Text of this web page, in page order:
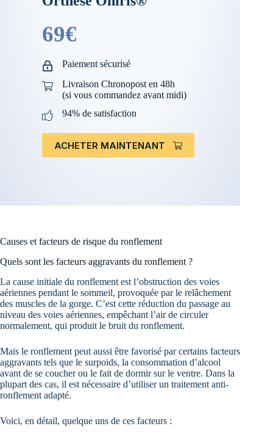
69€
Paiement sécurisé
Livraison Chronopost en 48h
(si vous commandez avant midi)
94% de satisfaction
ACHETER MAINTENANT
Causes et facteurs de risque du ronflement
Quels sont les facteurs aggravants du ronflement ?
La cause initiale du ronflement est l’obstruction des voies
aériennes pendant le sommeil, provoquée par le relâchement
des muscles de la gorge. C’est cette réduction du passage au
niveau des voies aériennes, empêchant l’air de circuler
normalement, qui produit le bruit du ronflement.
Mais le ronflement peut aussi être favorisé par certains facteurs
aggravants tels que le surpoids, la consommation d’alcool
avant de se coucher ou le fait de dormir sur le ventre. Dans la
plupart des cas, il est nécessaire d’utiliser un traitement anti-
ronflement adapté.
Voici, en détail, quelque uns de ces facteurs :